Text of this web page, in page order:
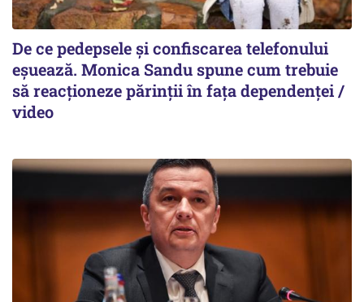
De ce pedepsele și confiscarea telefonului
eșuează. Monica Sandu spune cum trebuie
să reacționeze părinții în fața dependenței /
video